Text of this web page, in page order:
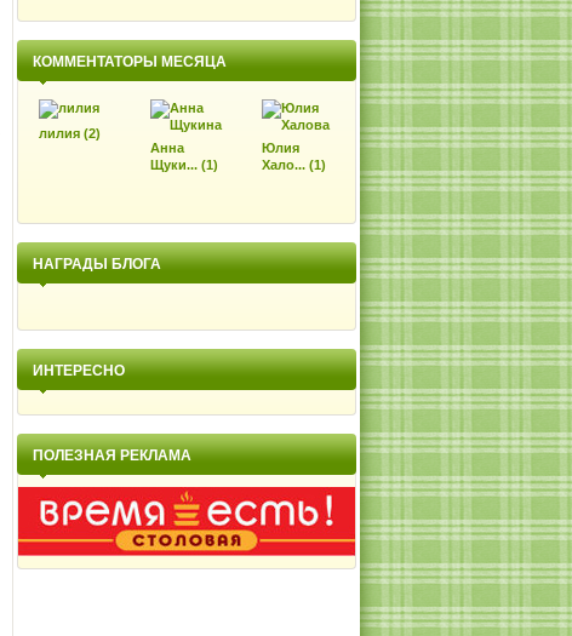
КОММЕНТАТОРЫ МЕСЯЦА
лилия (2)
Анна
Щуки... (1)
Юлия
Хало... (1)
НАГРАДЫ БЛОГА
ИНТЕРЕСНО
ПОЛЕЗНАЯ РЕКЛАМА